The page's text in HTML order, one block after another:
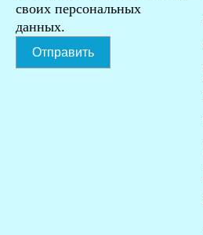
своих персональных
данных.
Отправить